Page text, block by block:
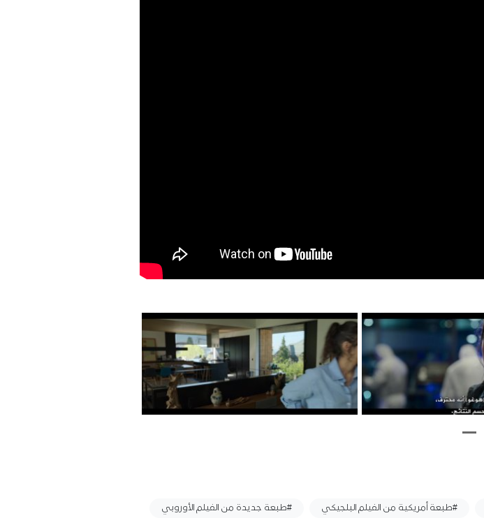
#طبعة أمريكية من الفيلم البلجيكي #طبعة جديدة من الفيلم الأوروبي